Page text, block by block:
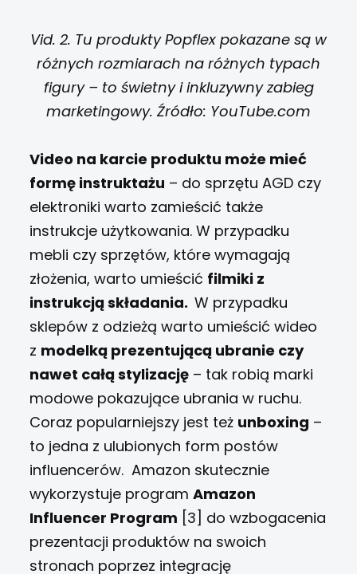
Vid. 2. Tu produkty Popflex pokazane są w
różnych rozmiarach na różnych typach
figury – to świetny i inkluzywny zabieg
marketingowy. Źródło: YouTube.com
Video na karcie produktu może mieć
formę instruktażu – do sprzętu AGD czy
elektroniki warto zamieścić także
instrukcje użytkowania. W przypadku
mebli czy sprzętów, które wymagają
złożenia, warto umieścić filmiki z
instrukcją składania.W przypadku
sklepów z odzieżą warto umieścić wideo
z modelką prezentującą ubranie czy
nawet całą stylizację – tak robią marki
modowe pokazujące ubrania w ruchu.
Coraz popularniejszy jest też unboxing –
to jedna z ulubionych form postów
influencerów. Amazon skutecznie
wykorzystuje programAmazon
Influencer Program [3] do wzbogacenia
prezentacji produktów na swoich
stronach poprzez integrację